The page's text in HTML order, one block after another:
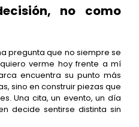
no como
pregunta que no siempre se
verme hoy frente a mí
encuentra su punto más
sino en construir piezas que
Una cita, un evento, un día
decide sentirse distinta sin